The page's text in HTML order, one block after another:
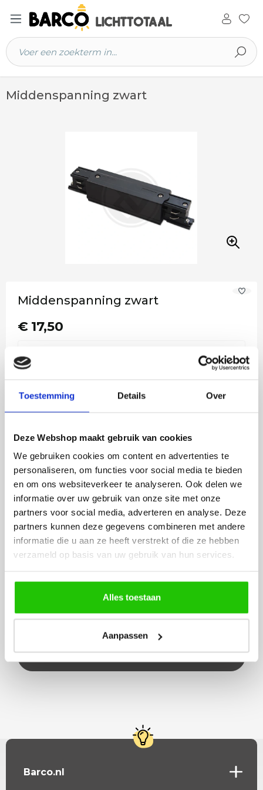
Toestemming Details Over
Deze Webshop maakt gebruik van cookies
We gebruiken cookies om content en advertenties te
personaliseren, om functies voor social media te bieden
en om ons websiteverkeer te analyseren. Ook delen we
informatie over uw gebruik van onze site met onze
partners voor social media, adverteren en analyse. Deze
partners kunnen deze gegevens combineren met andere
informatie die u aan ze heeft verstrekt of die ze hebben
verzameld op basis van uw gebruik van hun services.
Alles toestaan
Aanpassen
hoofdinhoud
Middenspanning zwart
Middenspanning zwart
€ 17,50
Op voorraad
besteld = vandaag verstuurd!
+
Voor 14:00 besteld, vandaag verstuurd!
Gratis verzending in NL vanaf €50,-
4 jaar garantie op LED
Midden spanning zwart railKan ook als voeding
gebruikt worden De 2 metalen buitenstukken
vallen in het raiU kunt aan beide…
Barco.nl